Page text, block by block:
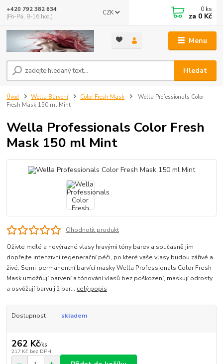
Menu
CZK
Hledat
+420 792 382 634
(Po-Pá, 8-16 hod.)
0 ks
za 0 Kč
Úvod Wella Barvení Color Fresh Mask
Wella Professionals Color
Fresh Mask 150 ml Mint
Wella Professionals Color Fresh
Mask 150 ml Mint
Ohodnotit produkt
Oživte mdlé a nevýrazné vlasy hravými tóny barev a současně jim
dopřejte intenzivní regenerační péči, po které vaše vlasy budou zářivé a
živé. Semi-permanentní barvící masky Wella Professionals Color Fresh
Mask umožňují barvení a tónování vlasů bez poškození, maskují odrosty
a osvěžují barvu již bar... celý popis
Dostupnost skladem
262 Kč/ks
217 Kč bez DPH